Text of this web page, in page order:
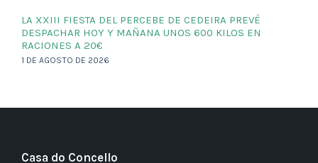
LA XXIII FIESTA DEL PERCEBE DE CEDEIRA PREVÉ
DESPACHAR HOY Y MAÑANA UNOS 600 KILOS EN
RACIONES A 20€
1 DE AGOSTO DE 2026
Casa do Concello